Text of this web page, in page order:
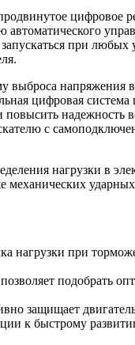
при
цифровая
повысить
с
нагрузки в
нагрузки при
подобрать
защищает
к быстрому